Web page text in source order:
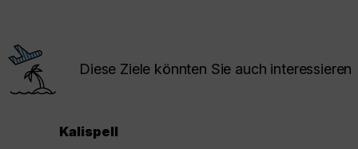
Diese Ziele könnten Sie auch interessieren
Kalispell